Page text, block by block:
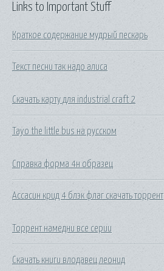
Links to Important Stuff
Краткое содержание мудрый пескарь
Текст песни так надо алиса
Скачать карту для industrial craft 2
Tayo the little bus на русском
Справка форма 4н образец
Ассасин крид 4 блэк флаг скачать торрент
Торрент намедни все серии
Скачать книги влодавец леонид